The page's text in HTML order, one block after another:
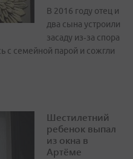
В 2016 году отец и
два сына устроили
засаду из‑за спора
с семейной парой и сожгли
Шестилетний
ребенок выпал
из окна в
Артёме